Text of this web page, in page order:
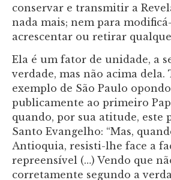
conservar e transmitir a
nada mais; nem para
acrescentar ou retirar
Ela é um fator de unidade, a
verdade, mas não acima dela.
exemplo de São Paulo
publicamente ao primeiro
quando, por sua atitude, este
Santo Evangelho: “Mas,
Antioquia, resisti-lhe face a
repreensível (…) Vendo que
corretamente segundo a